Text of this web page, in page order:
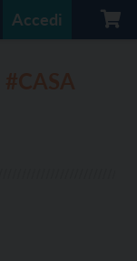
Accedi